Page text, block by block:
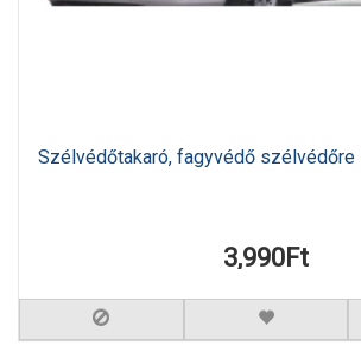
Szélvédőtakaró, fagyvédő
3,990Ft